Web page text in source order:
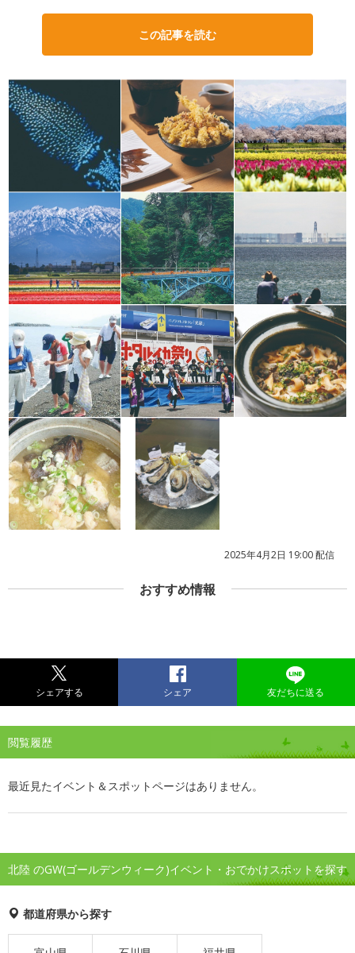
この記事を読む
2025年4月2日 19:00 配信
おすすめ情報
シェアする シェア 友だちに送る
閲覧履歴
最近見たイベント＆スポットページはありません。
北陸 のGW(ゴールデンウィーク)イベント・おでかけスポットを探す
都道府県から探す